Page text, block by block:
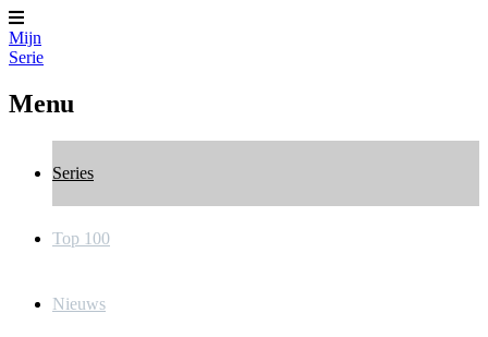
Mijn
Serie
Menu
Series
Top 100
Nieuws